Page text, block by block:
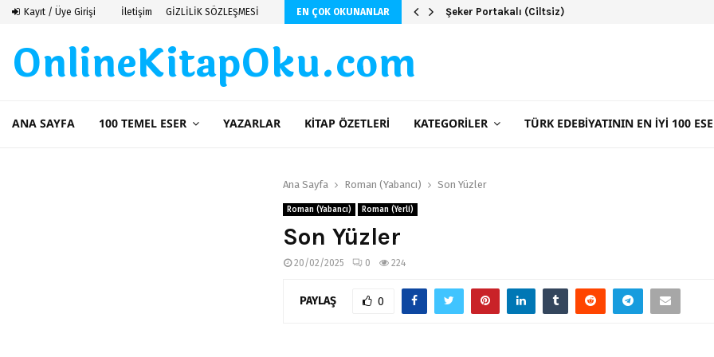
Kayıt / Üye Girişi İletişim GİZLİLİK SÖZLEŞMESİ EN ÇOK OKUNANLAR Şeker Portakalı (Ciltsiz)
Üç Kız Kardeş – İclal Aydın
OnlineKitapOku.com
ANA SAYFA 100 TEMEL ESER YAZARLAR KITAP ÖZETLERI KATEGORILER TÜRK EDEBIYATININ EN İYI 100
Ana Sayfa Roman (Yabancı) Son Yüzler
Roman (Yabancı) Roman (Yerli)
Son Yüzler
20/02/2025 0 224
PAYLAŞ 0